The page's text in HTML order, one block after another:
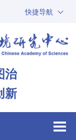
快捷导航
ARP
邮箱
治
新